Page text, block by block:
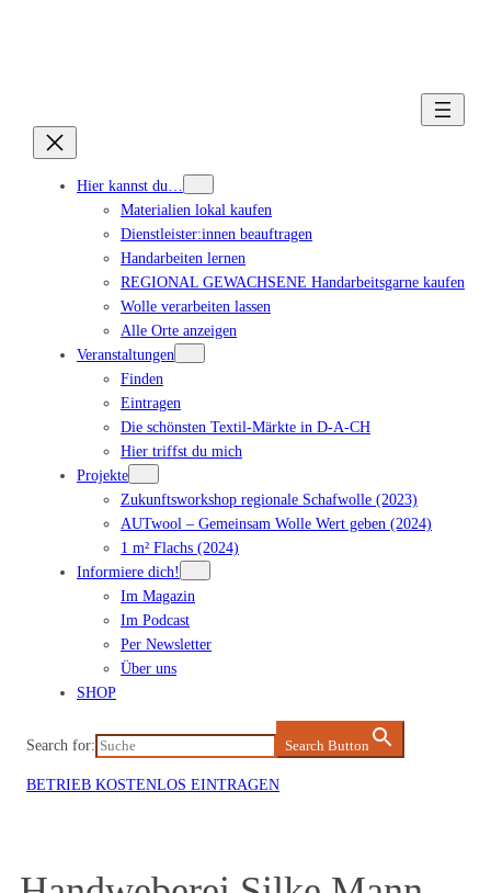
Hier kannst du…
Materialien lokal kaufen
Dienstleister:innen beauftragen
Handarbeiten lernen
REGIONAL GEWACHSENE Handarbeitsgarne kaufen
Wolle verarbeiten lassen
Alle Orte anzeigen
Veranstaltungen
Finden
Eintragen
Die schönsten Textil-Märkte in D-A-CH
Hier triffst du mich
Projekte
Zukunftsworkshop regionale Schafwolle (2023)
AUTwool – Gemeinsam Wolle Wert geben (2024)
1 m² Flachs (2024)
Informiere dich!
Im Magazin
Im Podcast
Per Newsletter
Über uns
SHOP
Search for: Search Button
BETRIEB KOSTENLOS EINTRAGEN